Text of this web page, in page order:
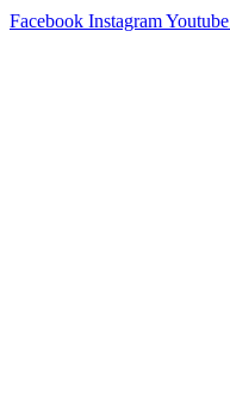
Facebook InstagramYoutube